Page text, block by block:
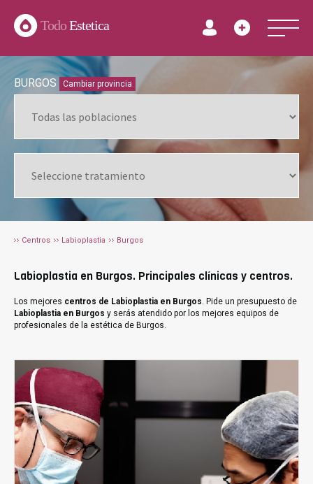
TodoEstetica
BURGOS Cambiar provincia
Centros Labioplastia Burgos
Labioplastia en Burgos. Principales clínicas y centros.
Los mejores centros de Labioplastia en Burgos. Pide un presupuesto de
Labioplastia en Burgos y serás atendido por los mejores equipos de
profesionales de la estética de Burgos.